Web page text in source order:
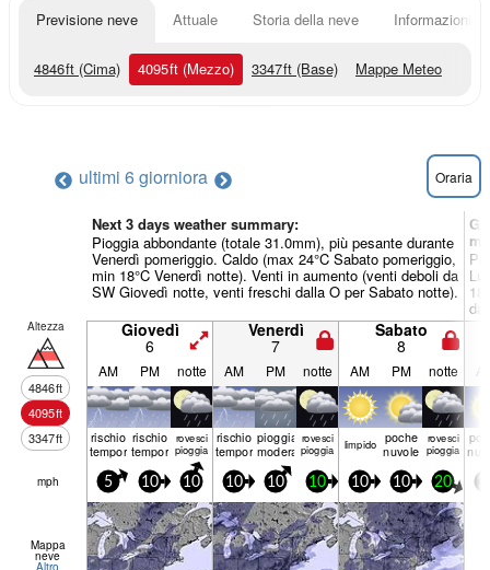
Previsione neve Attuale Storia della neve Informazioni
4846ft (Cima) 4095ft (Mezzo) 3347ft (Base) Mappe Meteo
ultimi 6 giorniora Oraria
Next 3 days weather summary:
Pioggia abbondante (totale 31.0mm), più pesante durante
Venerdì pomeriggio. Caldo (max 24°C Sabato pomeriggio,
min 18°C Venerdì notte). Venti in aumento (venti deboli da
SW Giovedì notte, venti freschi dalla O per Sabato notte).
da
Altezza
4846ft
4095ft
3347ft
Giovedì
6
Venerdì
7
Sabato
8
AM PM notte AM PM notte AM PM notte
rischio
temporale
rischio
temporale
rovesci
pioggia
rischio
temporale
pioggia
moderata
rovesci
pioggia limp­ido poche
nuvole
rovesci
pioggia
mph 5 10 10 10 10 10 10 10 20
Mappa
neve
Altro